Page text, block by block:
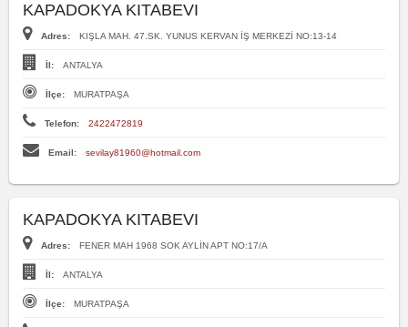
KAPADOKYA KITABEVI
Adres: KIŞLA MAH. 47.SK. YUNUS KERVAN İŞ MERKEZİ NO:13-14
İl: ANTALYA
İlçe: MURATPAŞA
Telefon: 2422472819
Email: sevilay81960@hotmail.com
KAPADOKYA KITABEVI
Adres: FENER MAH 1968 SOK AYLİN APT NO:17/A
İl: ANTALYA
İlçe: MURATPAŞA